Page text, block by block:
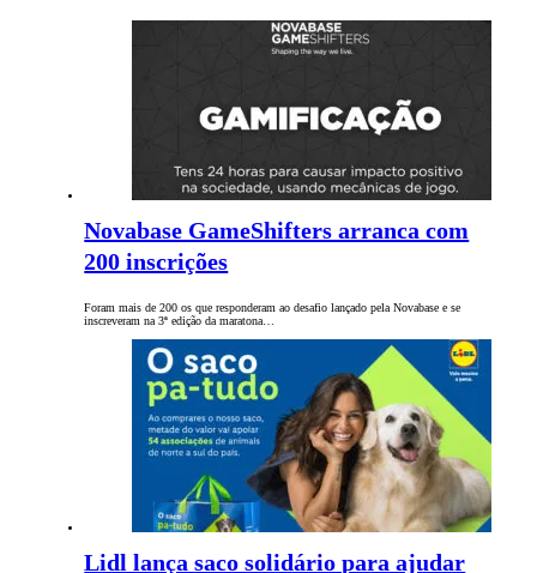
Novabase GameShifters arranca com
200 inscrições
Foram mais de 200 os que responderam ao desafio lançado pela Novabase e se
inscreveram na 3ª edição da maratona…
Lidl lança saco solidário para ajudar